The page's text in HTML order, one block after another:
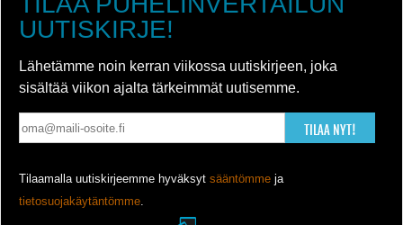
UUTISKIRJE!
Lähetämme noin kerran viikossa uutiskirjeen, joka
sisältää viikon ajalta tärkeimmät uutisemme.
TILAA NYT!
Tilaamalla uutiskirjeemme hyväksyt sääntömme ja
tietosuojakäytäntömme.